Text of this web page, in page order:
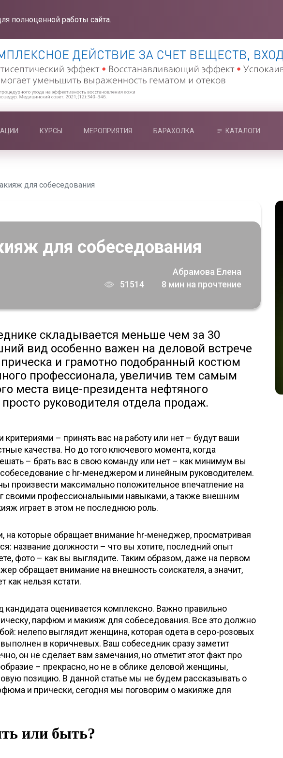
полноценной работы сайта.
КУРСЫ МЕРОПРИЯТИЯ БАРАХОЛКА КАТАЛОГИ
для собеседования
для собеседования
Абрамова Елена
51514
8 мин на прочтение
складывается меньше чем за 30
вид особенно важен на деловой встрече
и грамотно подобранный костюм
профессионала, увеличив тем самым
места вице-президента нефтяного
руководителя отдела продаж.
критериями – принять вас на работу или нет – будут ваши
качества. Но до того ключевого момента, когда
– брать вас в свою команду или нет – как минимум вы
с hr-менеджером и линейным руководителем.
произвести максимально положительное впечатление на
своими профессиональными навыками, а также внешним
играет в этом не последнюю роль.
на которые обращает внимание hr-менеджер, просматривая
название должности – что вы хотите, последний опыт
фото – как вы выглядите. Таким образом, даже на первом
обращает внимание на внешность соискателя, а значит,
как нельзя кстати.
кандидата оценивается комплексно. Важно правильно
парфюм и макияж для собеседования. Все это должно
нелепо выглядит женщина, которая одета в серо-розовых
в коричневых. Ваш собеседник сразу заметит
он не сделает вам замечания, но отметит этот факт про
– прекрасно, но не в облике деловой женщины,
позицию. В данной статье мы не будем рассказывать о
и прически, сегодня мы поговорим о макияже для
или быть?